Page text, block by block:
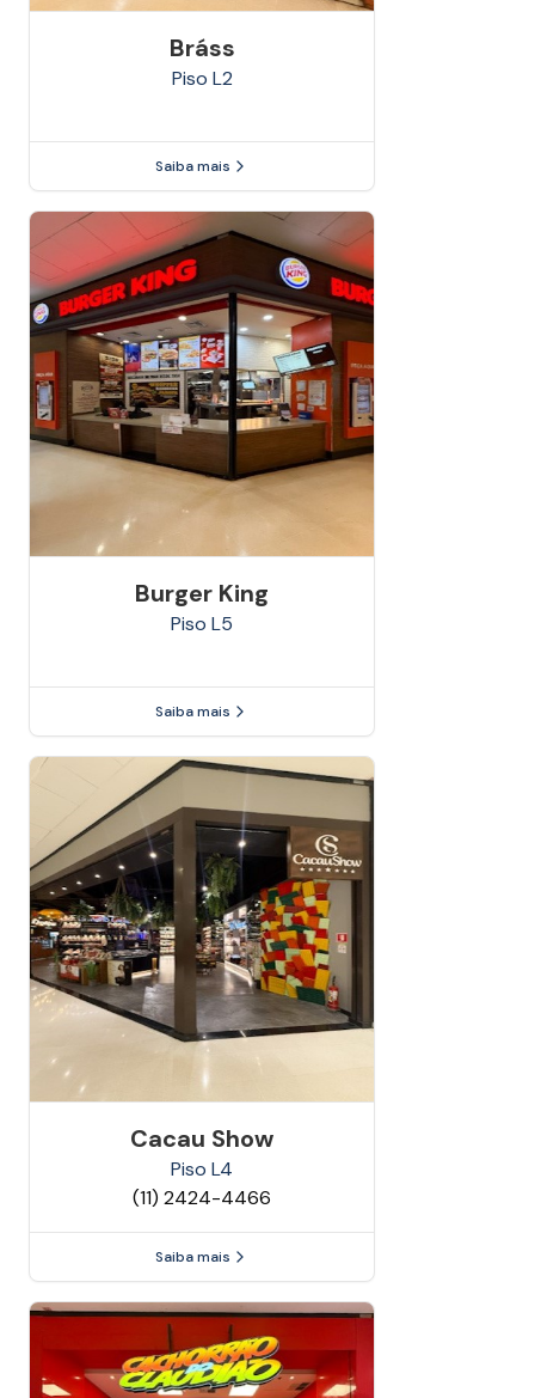
Bráss
Piso L2
Saiba mais
Burger King
Piso L5
Saiba mais
Cacau Show
Piso L4
(11) 2424-4466
Saiba mais